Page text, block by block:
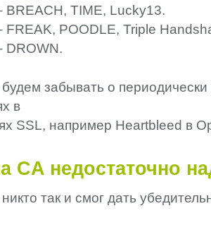
BREACH,TIME, Lucky13.
FREAK, POODLE, Triple
DROWN.
забывать о
в
SSL, например Heartbleed в
CA недостаточно
так и смог дать